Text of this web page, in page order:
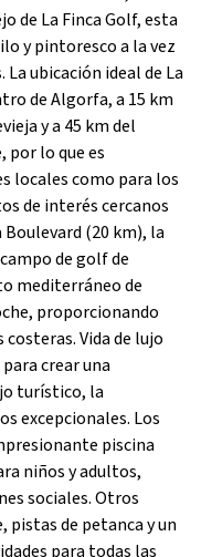
de La Finca Golf, esta
y pintoresco a la vez
La ubicación ideal de La
de Algorfa, a 15 km
y a 45 km del
lo que es
locales como para los
de interés cercanos
(20 km), la
de golf de
mediterráneo de
proporcionando
Vida de lujo
crear una
turístico, la
excepcionales. Los
piscina
niños y adultos,
sociales. Otros
pistas de petanca y un
para todas las